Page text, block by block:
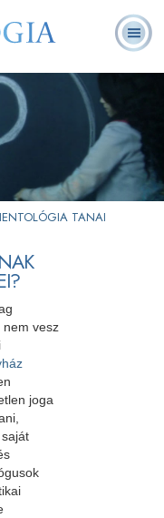
Önkéntes
lelkészek
GYIK
TANAI
nem vesz
joga